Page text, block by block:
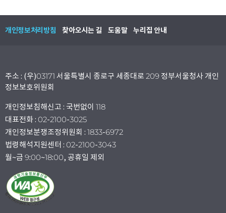
개인정보처리방침 찾아오시는 길 도움말 누리집 안내
주소 : (우)03171 서울특별시 종로구 세종대로 209 정부서울청사 개인
정보보호위원회
개인정보침해신고 : 국번없이 118
대표전화 : 02-2100-3025
개인정보분쟁조정위원회 : 1833-6972
법령해석지원센터 : 02-2100-3043
월~금 9:00~18:00, 공휴일 제외